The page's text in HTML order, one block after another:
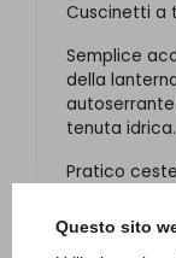
Questo sito
Cuscinetti a
Semplice
della
tenuta idrica.
Pratico
In caso di